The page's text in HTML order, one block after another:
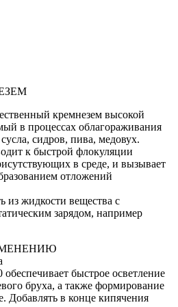
кремнезем высокой
в процессах облагораживания
сидров, пива, медовух.
к быстрой флокуляции
в среде, и вызывает
отложений
из жидкости вещества с
зарядом, например
быстрое осветление
бруха, а также формирование
Добавлять в конце кипячения